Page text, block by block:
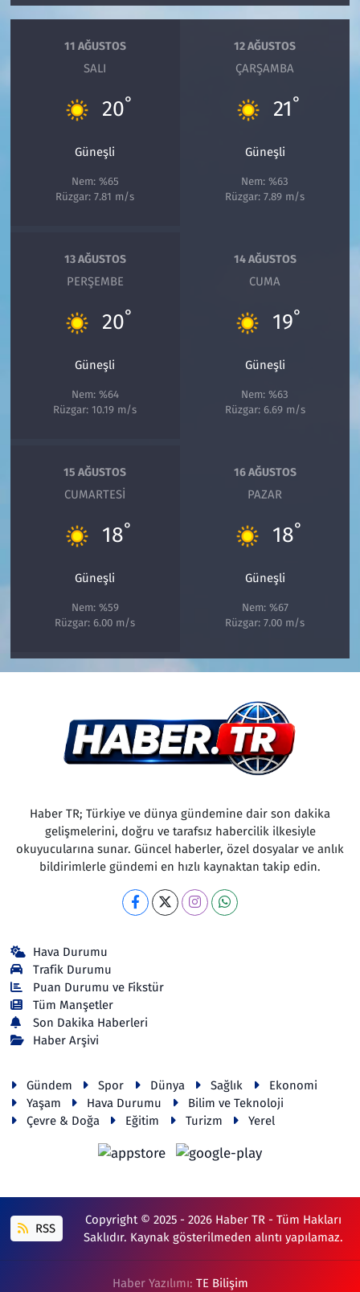
11 AĞUSTOS
SALI
20°
Güneşli
Nem: %65
Rüzgar: 7.81 m/s
12 AĞUSTOS
ÇARŞAMBA
21°
Güneşli
Nem: %63
Rüzgar: 7.89 m/s
13 AĞUSTOS
PERŞEMBE
20°
Güneşli
Nem: %64
Rüzgar: 10.19 m/s
14 AĞUSTOS
CUMA
19°
Güneşli
Nem: %63
Rüzgar: 6.69 m/s
15 AĞUSTOS
CUMARTESI
18°
Güneşli
Nem: %59
Rüzgar: 6.00 m/s
16 AĞUSTOS
PAZAR
18°
Güneşli
Nem: %67
Rüzgar: 7.00 m/s
Haber TR; Türkiye ve dünya gündemine dair son dakika
gelişmelerini, doğru ve tarafsız habercilik ilkesiyle
okuyucularına sunar. Güncel haberler, özel dosyalar ve anlık
bildirimlerle gündemi en hızlı kaynaktan takip edin.
Hava Durumu
Trafik Durumu
Puan Durumu ve Fikstür
Tüm Manşetler
Son Dakika Haberleri
Haber Arşivi
Gündem Spor Dünya Sağlık
Ekonomi
Yaşam
Hava Durumu
Bilim ve Teknoloji
Çevre & Doğa
Eğitim Turizm Yerel
RSS
Copyright © 2025 - 2026 Haber TR - Tüm Hakları
Saklıdır. Kaynak gösterilmeden alıntı yapılamaz.
Haber Yazılımı: TE Bilişim